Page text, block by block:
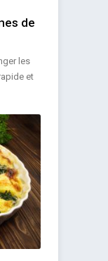
de
les
et